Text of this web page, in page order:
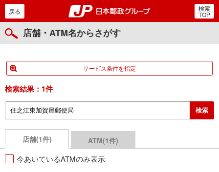
郵便局・日本郵政グルー
戻る 検索
TOP
店舗・ATM名からさがす
サービス条件を指定
検索結果： 1件
店舗(1件) ATM(1件)
今あいているATMのみ表示